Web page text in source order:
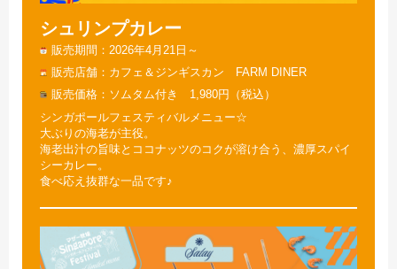
シュリンプカレー
販売期間
2026年4月21日～
販売店舗
カフェ＆ジンギスカン FARM DINER
販売価格
ソムタム付き 1,980円（税込）
シンガポールフェスティバルメニュー☆
大ぶりの海老が主役。
海老出汁の旨味とココナッツのコクが溶け合う、濃厚スパイ
シーカレー。
食べ応え抜群な一品です♪